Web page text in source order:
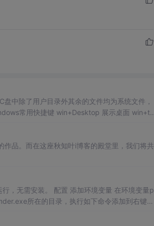
品。而在这座秋知叶i博客的殿堂里，我们将共
变量 在环境变量p